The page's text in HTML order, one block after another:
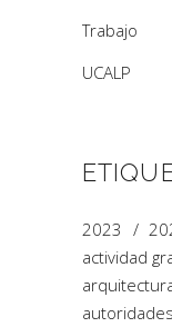
Trabajo
UCALP
2023
actividad
autoridades